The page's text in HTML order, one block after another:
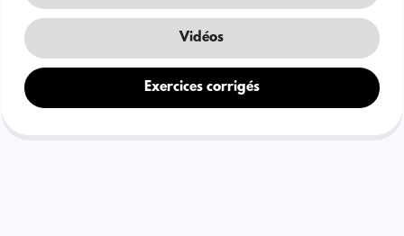
Vidéos
Exercices corrigés